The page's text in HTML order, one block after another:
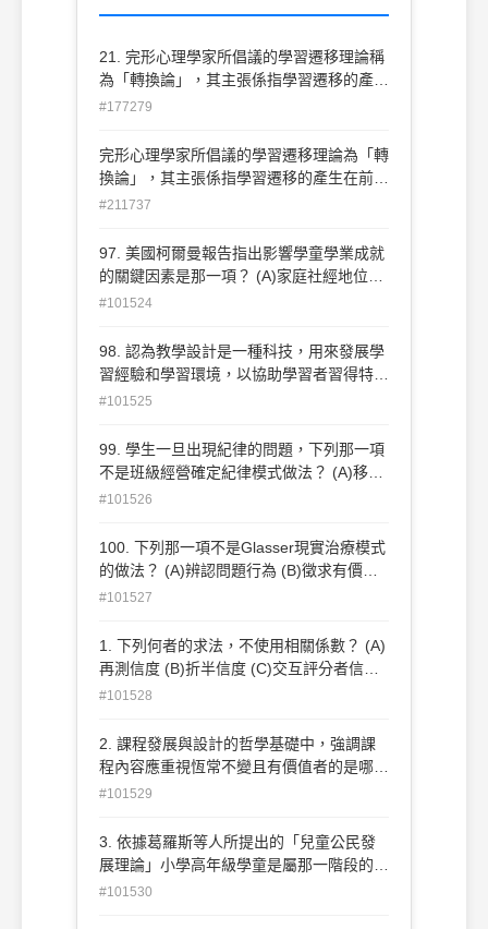
21. 完形心理學家所倡議的學習遷移理論稱
為「轉換論」，其主張係指學習遷移的產生
在前後學習的(A)共同原則(B)組成關係(C)
#177279
完形心理學家所倡議的學習遷移理論為「轉
換論」，其主張係指學習遷移的產生在前後
學習的：(A)共同原則(B)組成關係(C)共同
#211737
97. 美國柯爾曼報告指出影響學童學業成就
的關鍵因素是那一項？ (A)家庭社經地位
#101524
98. 認為教學設計是一種科技，用來發展學
習經驗和學習環境，以協助學習者習得特定
的知識與技能，是屬於下列何種取向的教學
知取向 (D)建構取向
#101525
99. 學生一旦出現紀律的問題，下列那一項
不是班級經營確定紀律模式做法？ (A)移動
身體 (B)用口語回應 (C)用目光回應 (D)手
#101526
100. 下列那一項不是Glasser現實治療模式
的做法？ (A)辨認問題行為 (B)徵求有價值
#101527
1. 下列何者的求法，不使用相關係數？ (A)
再測信度 (B)折半信度 (C)交互評分者信度
(D)交互觀察者一致
#101528
2. 課程發展與設計的哲學基礎中，強調課
程內容應重視恆常不變且有價值者的是哪種
哲學派別？ (A)精粹主義 (B)理想主義 (C)實
#101529
3. 依據葛羅斯等人所提出的「兒童公民發
展理論」小學高年級學童是屬那一階段的公
民？ (A)家庭公民 (B)形成的社會公民 (C)階
#101530